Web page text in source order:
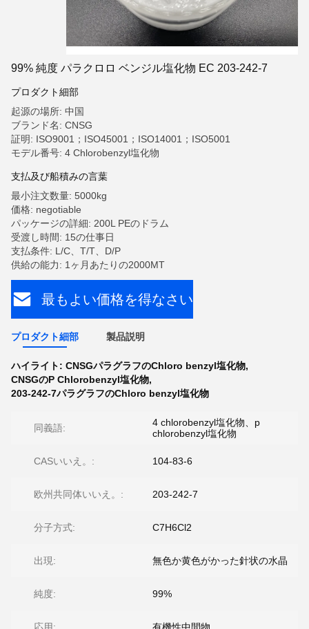
99% 純度 パラクロロ ベンジル塩化物 EC 203-242-7
プロダクト細部
起源の場所: 中国
ブランド名: CNSG
証明: ISO9001；ISO45001；ISO14001；ISO5001
モデル番号: 4 Chlorobenzyl塩化物
支払及び船積みの言葉
最小注文数量: 5000kg
価格: negotiable
パッケージの詳細: 200L PEのドラム
受渡し時間: 15の仕事日
支払条件: L/C、T/T、D/P
供給の能力: 1ヶ月あたりの2000MT
最もよい価格を得なさい
プロダクト細部 製品説明
ハイライト: CNSGパラグラフのChloro benzyl塩化物,
CNSGのP Chlorobenzyl塩化物,
203-242-7パラグラフのChloro benzyl塩化物
同義語:
4 chlorobenzyl塩化物、p
chlorobenzyl塩化物
CASいいえ。: 104-83-6
欧州共同体いいえ。: 203-242-7
分子方式: C7H6Cl2
出現: 無色か黄色がかった針状の水晶
純度: 99%